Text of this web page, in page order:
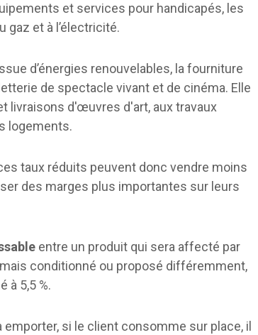
et services pour handicapés, les
gaz et à l’électricité.
d’énergies renouvelables, la fourniture
de spectacle vivant et de cinéma. Elle
livraisons d'œuvres d'art, aux travaux
logements.
taux réduits peuvent donc vendre moins
des marges plus importantes sur leurs
entre un produit qui sera affecté par
conditionné ou proposé différemment,
à 5,5 %.
si le client consomme sur place, il